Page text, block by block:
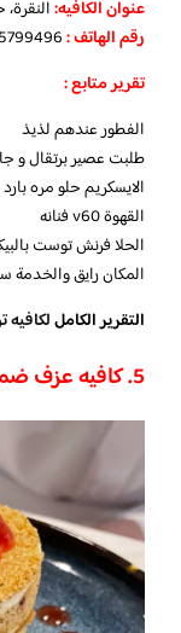
عنوان الكافيه:
رقم الهاتف :
تقرير متابع :
الفطور عندهم لذيذ
طلبت عصير برتقال و
الايسكريم حلو مره
القهوة v60 فنانه
الحلا فرنش توست
المكان رايق والخدمة
التقرير الكامللكافيه
5. كافيه عزف ضمن قائمتنا لافخم